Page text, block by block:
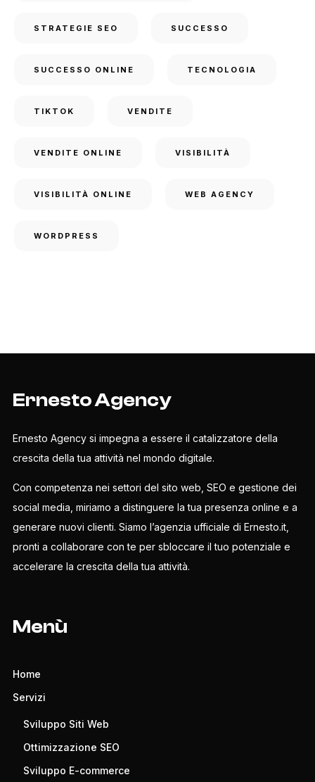
STRATEGIE SEO SUCCESSO
SUCCESSO ONLINE TECNOLOGIA
TIKTOK VENDITE
VENDITE ONLINE VISIBILITÀ
VISIBILITÀ ONLINE WEB AGENCY
WORDPRESS
Ernesto Agency
Ernesto Agency si impegna a essere il catalizzatore della
crescita della tua attività nel mondo digitale.
Con competenza nei settori del sito web, SEO e gestione dei
social media, miriamo a distinguere la tua presenza online e a
generare nuovi clienti. Siamo l’agenzia ufficiale di Ernesto.it,
pronti a collaborare con te per sbloccare il tuo potenziale e
accelerare la crescita della tua attività.
Menù
Home
Servizi
Sviluppo Siti Web
Ottimizzazione SEO
Sviluppo E-commerce